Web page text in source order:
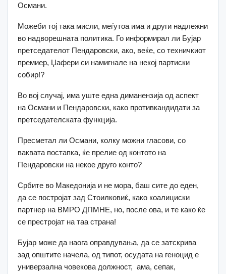
Османи.
Можеби тој така мисли, меѓутоа има и други надлежни
во надворешната политика. Го информирал ли Бујар
претседателот Пендаровски, ако, веќе, со техничкиот
премиер, Џафери си намигнале на некој партиски
собир!?
Во вој случај, има уште една диманензија од аспект
на Османи и Пендаровски, како противкандидати за
претседателската функција.
Пресметал ли Османи, колку можни гласови, со
ваквата постапка, ќе прелие од контото на
Пендаровски на некое друго конто?
Србите во Македонија и не мора, баш сите до еден,
да се постројат зад Стоилковиќ, како коалициски
партнер на ВМРО ДПМНЕ, но, после ова, и те како ќе
се престројат на таа страна!
Бујар може да наога оправдувања, да се затскрива
зад општите начела, од типот, осудата на геноцид е
универзална човекова должност, ама, сепак,